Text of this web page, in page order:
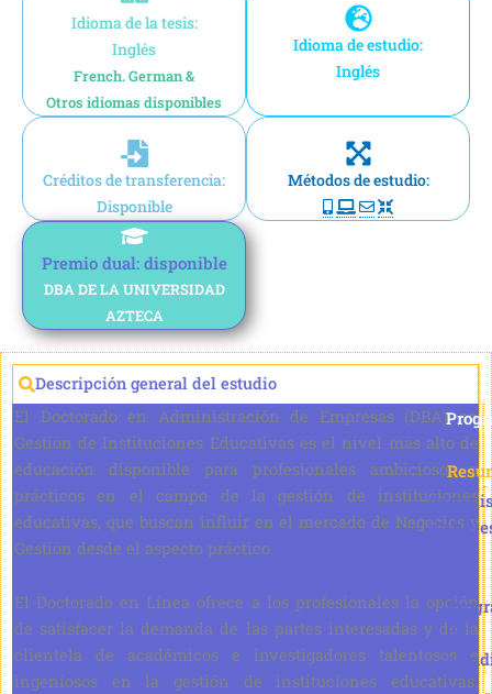
Idioma de la tesis:
Inglés
French. German &
Otros idiomas disponibles
Idioma de estudio:
Inglés
Créditos de transferencia:
Disponible
Métodos de estudio:
Premio dual: disponible
DBA DE LA UNIVERSIDAD
AZTECA
Descripción general del estudio
El Doctorado en Administración de Empresas (DBA) en
Gestión de Instituciones Educativas es el nivel más alto de
educación disponible para profesionales ambiciosos y
prácticos en el campo de la gestión de instituciones
educativas, que buscan influir en el mercado de Negocios y
Gestión desde el aspecto práctico.
El Doctorado en Línea ofrece a los profesionales la opción
de satisfacer la demanda de las partes interesadas y de la
clientela de académicos e investigadores talentosos e
ingeniosos en la gestión de instituciones educativas.
de
de